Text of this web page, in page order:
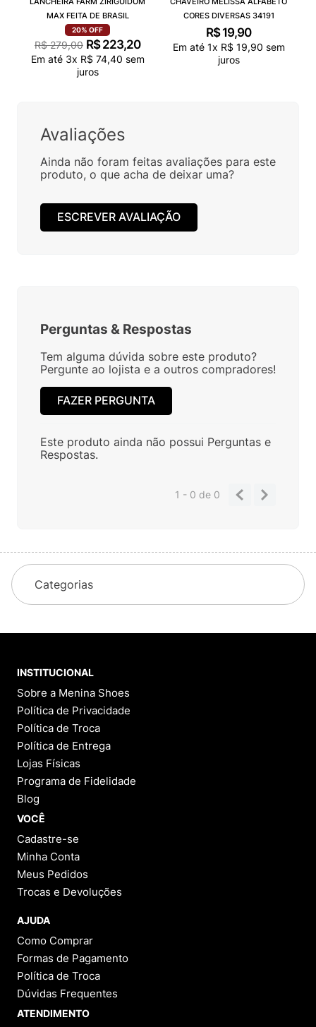
MAX FEITA DE BRASIL
20% OFF
R$ 279,00 R$ 223,20
Em até 3x R$ 74,40 sem
juros
CORES DIVERSAS 34191
R$ 19,90
Em até 1x R$ 19,90 sem
juros
Avaliações
Ainda não foram feitas avaliações para este
produto, o que acha de deixar uma?
ESCREVER AVALIAÇÃO
Perguntas & Respostas
Tem alguma dúvida sobre este produto?
Pergunte ao lojista e a outros compradores!
FAZER PERGUNTA
Este produto ainda não possui Perguntas e
Respostas.
1 - 0de 0
Categorias
INSTITUCIONAL
Sobre a Menina Shoes
Política de Privacidade
Política de Troca
Política de Entrega
Lojas Físicas
Programa de Fidelidade
Blog
VOCÊ
Cadastre-se
Minha Conta
Meus Pedidos
Trocas e Devoluções
AJUDA
Como Comprar
Formas de Pagamento
Política de Troca
Dúvidas Frequentes
ATENDIMENTO